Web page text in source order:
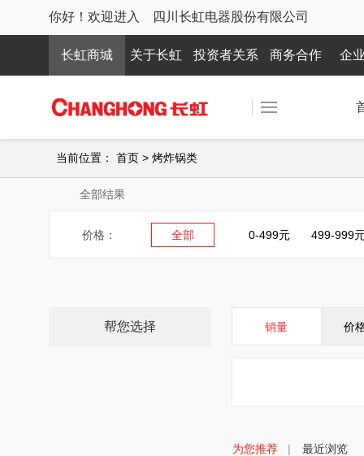
你好！欢迎进入 四川长虹电器股份有限公司
长虹商城 关于长虹 投资者关系 商务合作 企
当前位置： 首页> 烤炸锅类
全部结果
价格： 全部 0-499元 499-999
帮您选择 销量 价
为您推荐 | 最近浏览